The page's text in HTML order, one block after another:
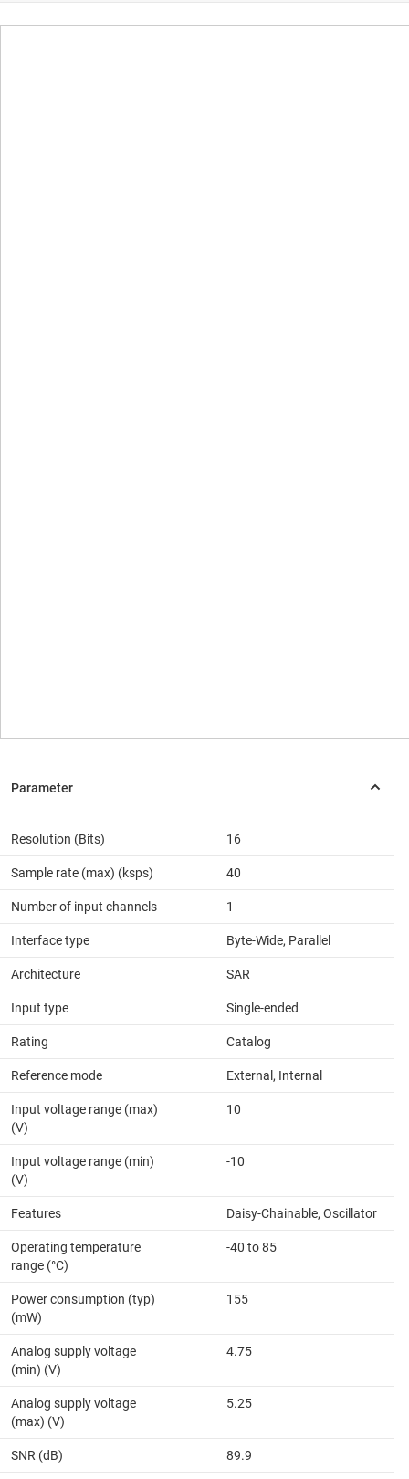
Resolution (Bits) 16
Sample rate (max) (ksps) 40
Number of input channels 1
Interface type Byte-Wide, Parallel
Architecture SAR
Input type Single-ended
Rating Catalog
Reference mode External, Internal
Input voltage range (max)
(V)
10
Input voltage range (min)
(V)
-10
Features Daisy-Chainable, Oscillator
Operating temperature
range (°C)
-40 to 85
Power consumption (typ)
(mW)
155
Analog supply voltage
(min) (V)
4.75
Analog supply voltage
(max) (V)
5.25
SNR (dB) 89.9